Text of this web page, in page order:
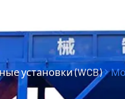
установки (WCB)